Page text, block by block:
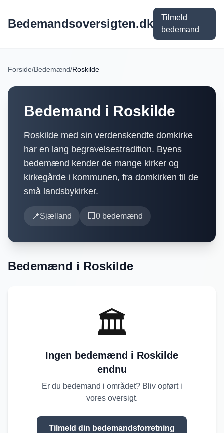
Bedemandsoversigten.dk
Tilmeld
bedemand
Forside/Bedemænd/Roskilde
Bedemand i Roskilde
Roskilde med sin verdenskendte domkirke
har en lang begravelsestradition. Byens
bedemænd kender de mange kirker og
kirkegårde i kommunen, fra domkirken til de
små landsbykirker.
📍Sjælland 🏢 0 bedemænd
Bedemænd i Roskilde
🏛️
Ingen bedemænd i Roskilde
endnu
Er du bedemand i området? Bliv opført i
vores oversigt.
Tilmeld din bedemandsforretning